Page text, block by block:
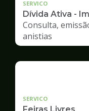
SERVICO
Dívida Ativa -
Consulta,
anistias
SERVICO